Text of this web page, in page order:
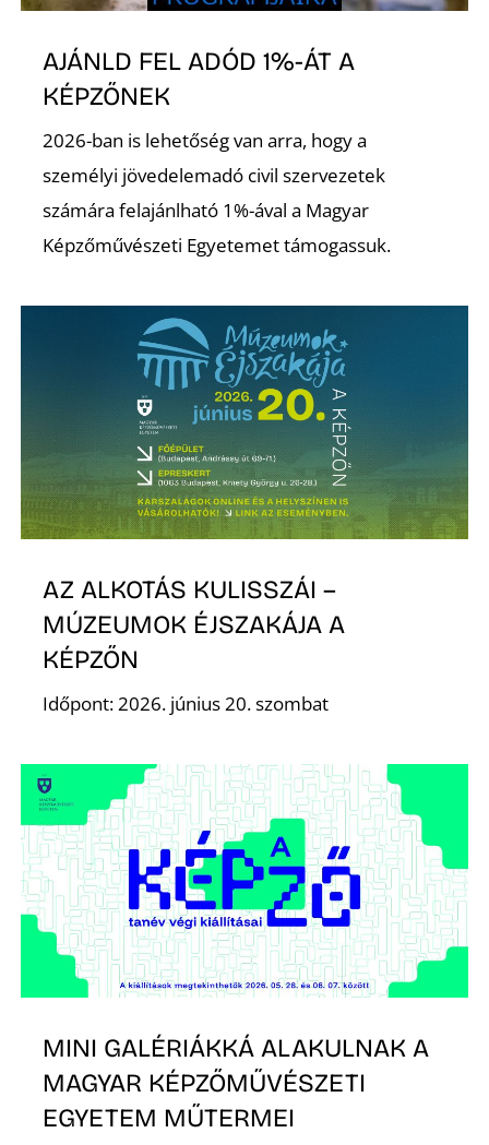
AJÁNLD FEL ADÓD 1%-ÁT A
KÉPZŐNEK
2026-ban is lehetőség van arra, hogy a
személyi jövedelemadó civil szervezetek
számára felajánlható 1%-ával a Magyar
Képzőművészeti Egyetemet támogassuk.
AZ ALKOTÁS KULISSZÁI –
MÚZEUMOK ÉJSZAKÁJA A
KÉPZŐN
Időpont: 2026. június 20. szombat
MINI GALÉRIÁKKÁ ALAKULNAK A
MAGYAR KÉPZŐMŰVÉSZETI
EGYETEM MŰTERMEI